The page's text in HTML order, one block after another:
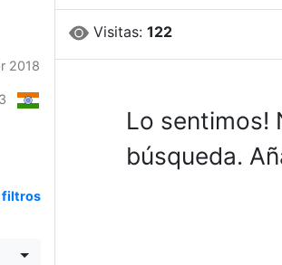
Visitas: 122
Lo sentimos!
búsqueda.
2018
filtros